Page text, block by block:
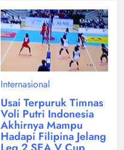
Internasional
Usai Terpuruk Timnas
Voli Putri Indonesia
Akhirnya Mampu
Hadapi Filipina Jelang